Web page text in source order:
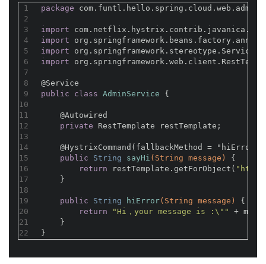
1
2
3
4
5
6
7
8
9
10
11
12
13
14
15
16
17
18
19
20
21
22
package
import
import
import org.springframework.stereotype.Service;
import
@Service
public
class AdminService {
@Autowired
private RestTemplate restTemplate;
@HystrixCommand(fallbackMethod = "hiError")
public String sayHi (String message)
{
return restTemplate.getForObject( "http://
    }
public String hiError(String message)
{
return
"Hi，your message is :\""
+
    }
}